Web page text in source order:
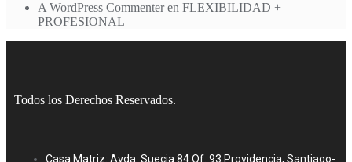
A WordPress Commenteren FLEXIBILIDAD +
PROFESIONAL
Todos los Derechos Reservados.
Casa Matriz: Avda. Suecia 84 Of. 93 Providencia, Santiago-